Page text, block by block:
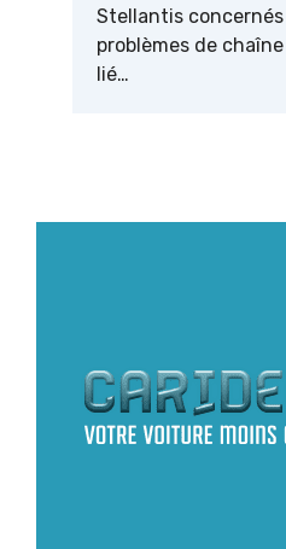
Stellantis concernés
problèmes de
lié…